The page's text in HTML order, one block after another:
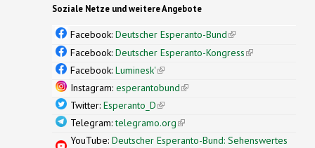
Soziale Netze und weitere Angebote
Facebook: Deutscher Esperanto-Bund(link is
external)
Facebook: Deutscher Esperanto-Kongress(link is
Facebook: Luminesk'(link is external)
Instagram: esperantobund(link is external)
Twitter: Esperanto_D(link is external)
Telegram:telegramo.org(link is external)
YouTube: Deutscher Esperanto-Bund: Sehenswertes